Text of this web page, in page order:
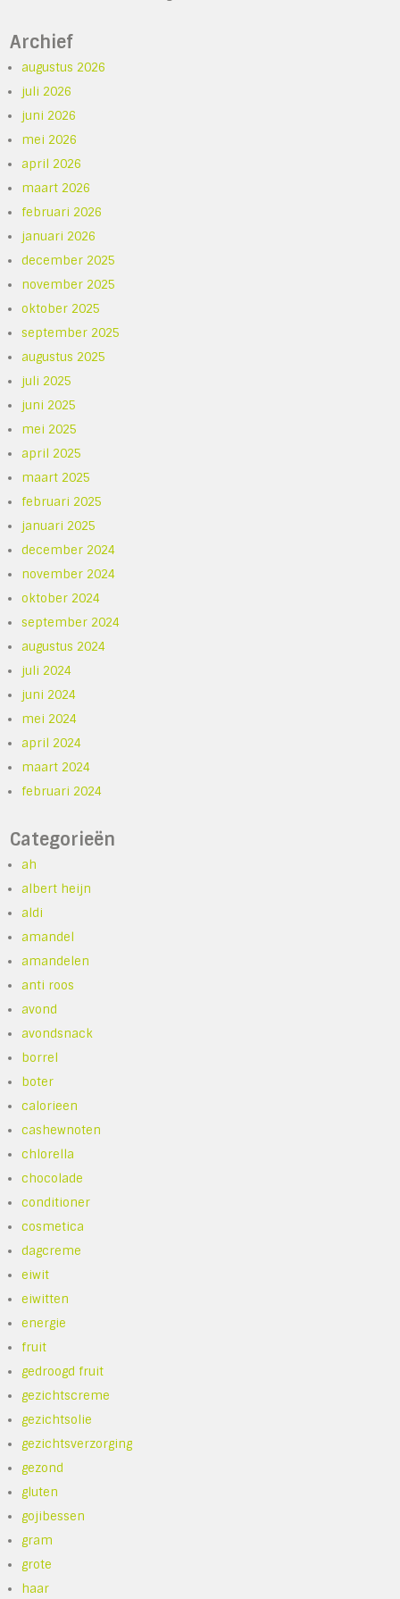
Archief
augustus 2026
juli 2026
juni 2026
mei 2026
april 2026
maart 2026
februari 2026
januari 2026
december 2025
november 2025
oktober 2025
september 2025
augustus 2025
juli 2025
juni 2025
mei 2025
april 2025
maart 2025
februari 2025
januari 2025
december 2024
november 2024
oktober 2024
september 2024
augustus 2024
juli 2024
juni 2024
mei 2024
april 2024
maart 2024
februari 2024
Categorieën
ah
albert heijn
aldi
amandel
amandelen
anti roos
avond
avondsnack
borrel
boter
calorieen
cashewnoten
chlorella
chocolade
conditioner
cosmetica
dagcreme
eiwit
eiwitten
energie
fruit
gedroogd fruit
gezichtscreme
gezichtsolie
gezichtsverzorging
gezond
gluten
gojibessen
gram
grote
haar